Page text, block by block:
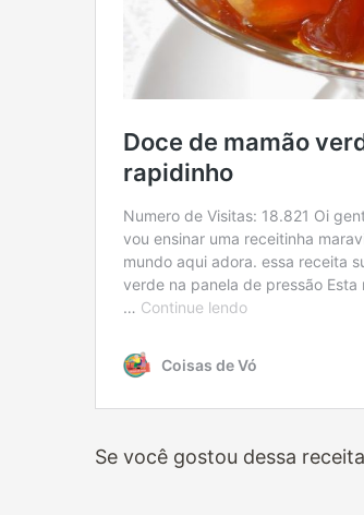
Se você gostou dessa